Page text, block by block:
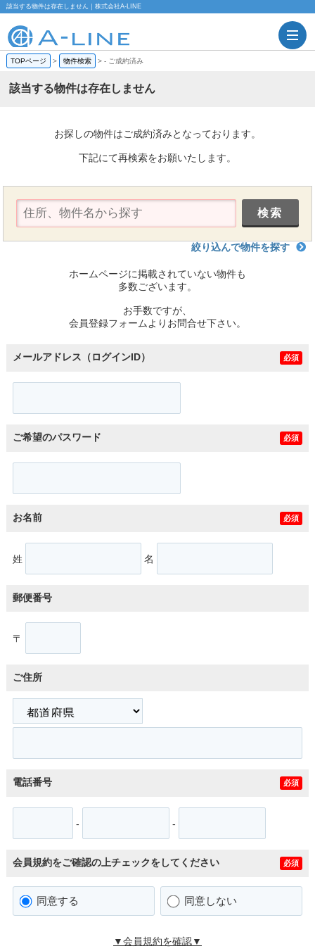
該当する物件は存在しません｜株式会社A-LINE
TOPページ > 物件検索 >- ご成約済み
該当する物件は存在しません
お探しの物件はご成約済みとなっております。
下記にて再検索をお願いたします。
絞り込んで物件を探す
ホームページに掲載されていない物件も
多数ございます。
お手数ですが、
会員登録フォームよりお問合せ下さい。
メールアドレス（ログインID） 必須
ご希望のパスワード 必須
お名前 必須
姓 名
郵便番号
〒
ご住所
電話番号 必須
- -
会員規約をご確認の上チェックをしてください 必須
同意する 同意しない
▼会員規約を確認▼